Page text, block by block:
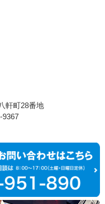
軒町28番地
9367